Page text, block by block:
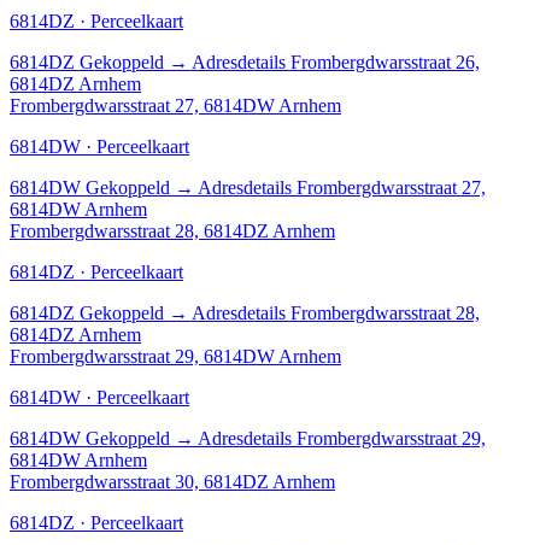
6814DZ · Perceelkaart
6814DZ Gekoppeld → Adresdetails Frombergdwarsstraat 26,
6814DZ Arnhem
Frombergdwarsstraat 27, 6814DW Arnhem
6814DW · Perceelkaart
6814DW Gekoppeld → Adresdetails Frombergdwarsstraat 27,
6814DW Arnhem
Frombergdwarsstraat 28, 6814DZ Arnhem
6814DZ · Perceelkaart
6814DZ Gekoppeld → Adresdetails Frombergdwarsstraat 28,
6814DZ Arnhem
Frombergdwarsstraat 29, 6814DW Arnhem
6814DW · Perceelkaart
6814DW Gekoppeld → Adresdetails Frombergdwarsstraat 29,
6814DW Arnhem
Frombergdwarsstraat 30, 6814DZ Arnhem
6814DZ · Perceelkaart